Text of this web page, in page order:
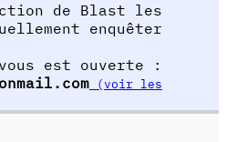
de Blast les
enquêter
est ouverte :
(voir les